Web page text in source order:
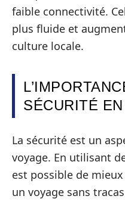
faible connectivité.
plus fluide et
culture locale.
SÉCURITÉ
La sécurité est un
voyage. En utilisant
est possible de
un voyage sans